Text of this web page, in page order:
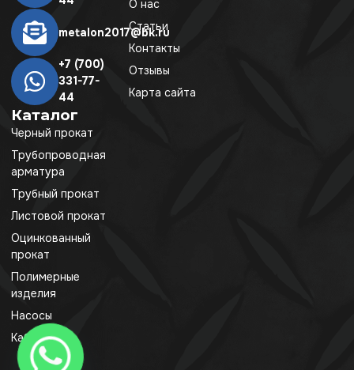
metalon2017@bk.ru
+7 (700)
331-77-
44
Каталог
Черный прокат
Трубопроводная
арматура
Трубный прокат
Листовой прокат
Оцинкованный
прокат
Полимерные
изделия
Насосы
Кабель
О нас
Статьи
Контакты
Отзывы
Карта сайта